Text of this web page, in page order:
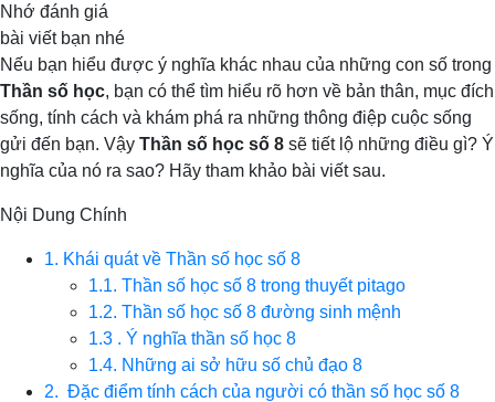
Nhớ đánh giá
bài viết bạn nhé
Nếu bạn hiểu được ý nghĩa khác nhau của những con số trong
Thần số học, bạn có thể tìm hiểu rõ hơn về bản thân, mục đích
sống, tính cách và khám phá ra những thông điệp cuộc sống
gửi đến bạn. Vậy Thần số học số 8 sẽ tiết lộ những điều gì? Ý
nghĩa của nó ra sao? Hãy tham khảo bài viết sau.
Nội Dung Chính
1. Khái quát về Thần số học số 8
1.1. Thần số học số 8 trong thuyết pitago
1.2. Thần số học số 8 đường sinh mệnh
1.3 . Ý nghĩa thần số học 8
1.4. Những ai sở hữu số chủ đạo 8
2. Đặc điểm tính cách của người có thần số học số 8